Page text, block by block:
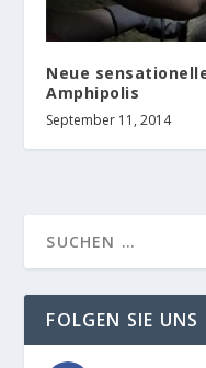
Neue
Amphipolis
September 11, 2014
FOLGEN SIE UNS